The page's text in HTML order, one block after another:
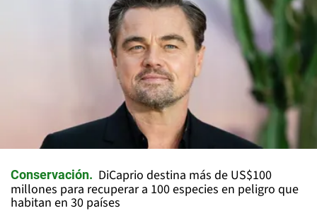
Conservación
DiCaprio destina más de US$100
millones para recuperar a 100 especies en peligro que
habitan en 30 países